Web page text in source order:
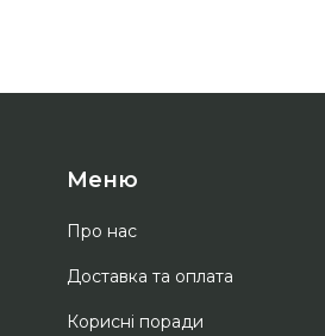
Меню
Про нас
Доставка та оплата
Корисні поради